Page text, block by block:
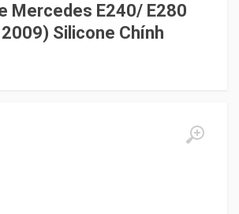
Mercedes E240/ E280
Silicone Chính